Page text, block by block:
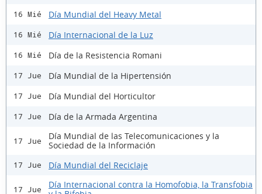
16 Mié Día Mundial del Heavy Metal
16 Mié Día Internacional de la Luz
16 Mié Día de la Resistencia Romani
17 Jue Día Mundial de la Hipertensión
17 Jue Día Mundial del Horticultor
17 Jue Día de la Armada Argentina
17 Jue
Día Mundial de las Telecomunicaciones y la
Sociedad de la Información
17 Jue Día Mundial del Reciclaje
17 Jue
Día Internacional contra la Homofobia, la Transfobia